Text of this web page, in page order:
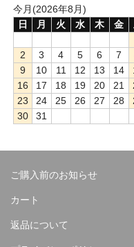
今月(2026年8月)
日
月 火 水 木 金
2
3 4 5 6 7
9
10 11 12 13 14
16
17 18 19 20 21
23
24 25 26 27 28
30
31
ご購入前のお知らせ
カート
返品について